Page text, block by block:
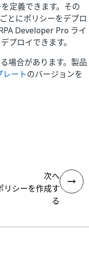
を定義できます。その
とにポリシーをデプロ
Developer Pro ライ
プロイできます。
場合があります。製品
レートのバージョンを
次へ
リシーを作成す
る